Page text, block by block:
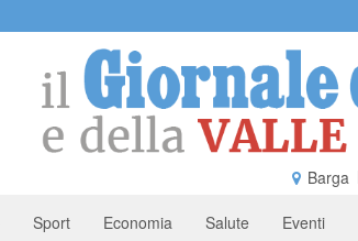
Barga
Sport Economia Salute Eventi